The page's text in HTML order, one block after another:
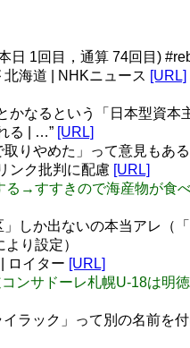
日 1回目，通算 74回目)
海道 | NHKニュース [URL]
なるという「日本型資
る | …” [URL]
りやめた」って意見も
ンク批判に配慮 [URL]
る→すすきので海産物が
しか出ないの本当アレ（
り設定）
ロイター [URL]
ンサドーレ札幌U-18は明
ラック」って別の名前を